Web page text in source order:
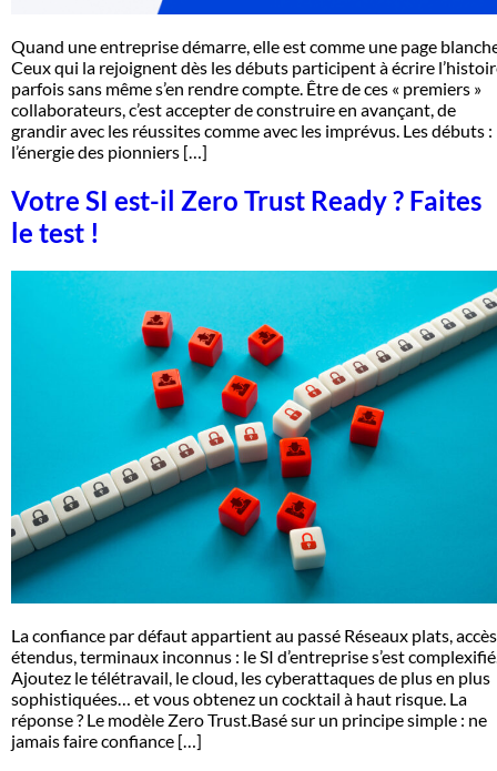
Quand une entreprise démarre, elle est comme une page
Ceux qui la rejoignent dès les débuts participent à écrire
parfois sans même s’en rendre compte. Être de ces « premiers »
collaborateurs, c’est accepter de construire en avançant, de
grandir avec les réussites comme avec les imprévus. Les débuts :
l’énergie des pionniers […]
Votre SI est-il Zero Trust Ready ? Faites
le test !
La confiance par défaut appartient au passé Réseaux plats, accès
étendus, terminaux inconnus : le SI d’entreprise s’est
Ajoutez le télétravail, le cloud, les cyberattaques de plus en plus
sophistiquées… et vous obtenez un cocktail à haut risque. La
réponse ? Le modèle Zero Trust.Basé sur un principe simple : ne
jamais faire confiance […]